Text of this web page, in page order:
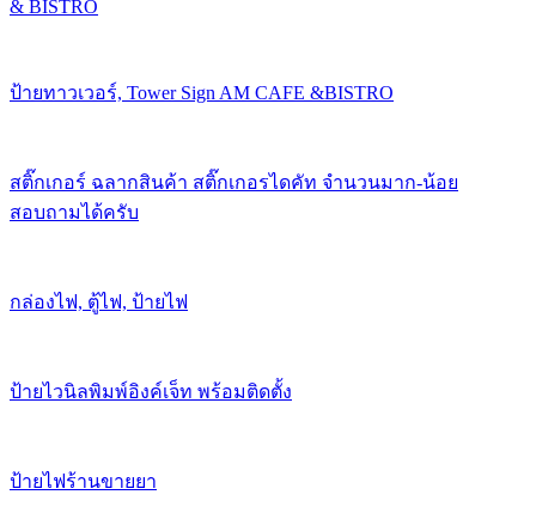
& BISTRO
ป้ายทาวเวอร์, Tower Sign AM CAFE &BISTRO
สติ๊กเกอร์ ฉลากสินค้า สติ๊กเกอรไดคัท จำนวนมาก-น้อย
สอบถามได้ครับ
กล่องไฟ, ตู้ไฟ, ป้ายไฟ
ป้ายไวนิลพิมพ์อิงค์เจ็ท พร้อมติดตั้ง
ป้ายไฟร้านขายยา